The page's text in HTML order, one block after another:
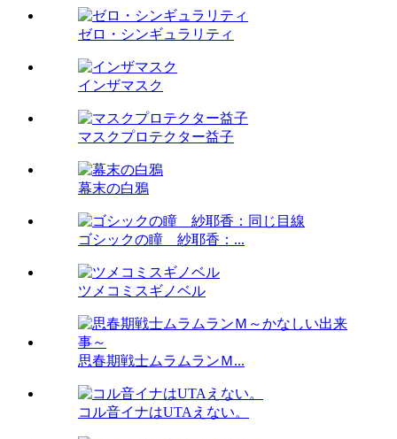
ゼロ・シンギュラリティ
インザマスク
マスクプロテクター益子
幕末の白鴉
ゴシックの瞳 紗耶香：...
ツメコミスギノベル
思春期戦士ムラムランＭ...
コル音イナはUTAえない。